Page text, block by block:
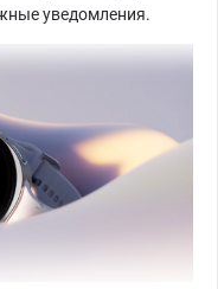
уведомления.